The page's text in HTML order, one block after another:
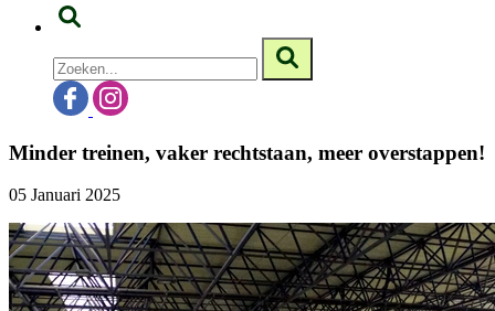
Minder treinen, vaker rechtstaan, meer overstappen!
05 Januari 2025